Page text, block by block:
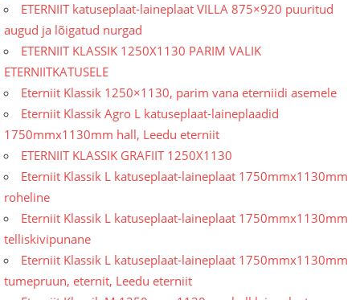
ETERNIIT katuseplaat-laineplaat VILLA 875×920 puuritud
augud ja lõigatud nurgad
ETERNIIT KLASSIK 1250X1130 PARIM VALIK
ETERNIITKATUSELE
Eterniit Klassik 1250×1130, parim vana eterniidi asemele
Eterniit Klassik Agro L katuseplaat-laineplaadid
1750mmx1130mm hall, Leedu eterniit
ETERNIIT KLASSIK GRAFIIT 1250X1130
Eterniit Klassik L katuseplaat-laineplaat 1750mmx1130mm
roheline
Eterniit Klassik L katuseplaat-laineplaat 1750mmx1130mm
telliskivipunane
Eterniit Klassik L katuseplaat-laineplaat 1750mmx1130mm
tumepruun, eternit, Leedu eterniit